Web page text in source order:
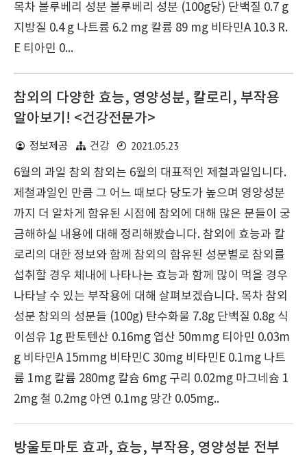
목차 블루베리 성분 블루베리 성분 (100g당) 단백질 0.7 g
지방질 0.4 g 나트륨 6.2 mg 칼륨 89 mg 비타민A 10.3 R.
E 티아민 0...
참외의 다양한 효능, 영양성분, 칼로리, 부작용
알아보기! <건강전문가>
정보제공 건강
2021.05.23
6월의 과일 참외 참외는 6월의 대표적인 제철과일입니다.
제철과일인 만큼 그 어느 때보다 당도가 높으며 영양성분
까지 더 알차게 함유된 시점에 참외에 대해 많은 분들이 궁
금해하실 내용에 대해 정리해봤습니다. 참외에 효능과 칼
로리의 대한 정보와 함께 참외의 함유된 성분별로 참외를
섭취할 경우 체내에 나타나는 효능과 함께 많이 먹을 경우
나타날 수 있는 부작용에 대해 살펴보겠습니다. 목차 참외
성분 참외의 성분들 (100g) 탄수화물 7.8g 단백질 0.8g 식
이섬유 1g 판토텐산 0.16mg 엽산 50mmg 티아민 0.03m
g 비타민A 15mmg 비타민C 30mg 비타민E 0.1mg 나트
륨 1mg 칼륨 280mg 칼슘 6mg 구리 0.02mg 마그네슘 1
2mg 철 0.2mg 아연 0.1mg 망간 0.05mg..
방울토마토 효과, 효능, 부작용, 영양성분 전부